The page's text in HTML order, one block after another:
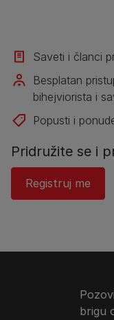
Saveti i članci
Besplatan
bihejviorista i
Popusti i
Pridružite se i
Registruj me​
brigu